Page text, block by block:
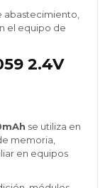
abastecimiento,
el equipo de
2.4V
se utiliza en
memoria,
en equipos